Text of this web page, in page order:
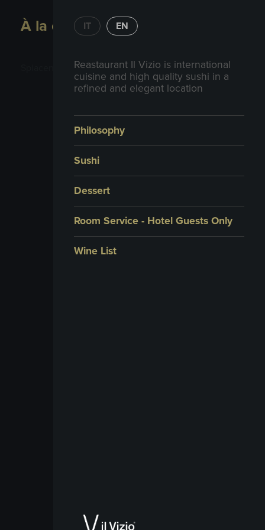
IT EN
Reastaurant Il Vizio is international
cuisine and high quality sushi in a
refined and elegant location
Philosophy
Sushi
Dessert
Room Service - Hotel Guests Only
Wine List
À la carte
Spiacenti, non è presente nessuna lista attiva